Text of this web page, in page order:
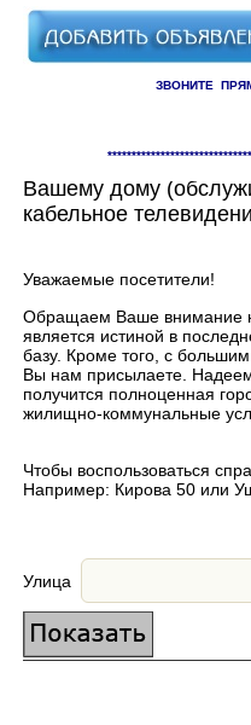
ЗВОНИТЕ
Здесь Вы сможете
компаниях,
Вашему дому
кабельное
Уважаемые посетители!
Обращаем Ваше внимание
является истиной в
базу. Кроме того, с
Вы нам присылаете.
получится полноценная
жилищно-коммунальные
Чтобы воспользоваться
Например: Кирова 50 или
Улица